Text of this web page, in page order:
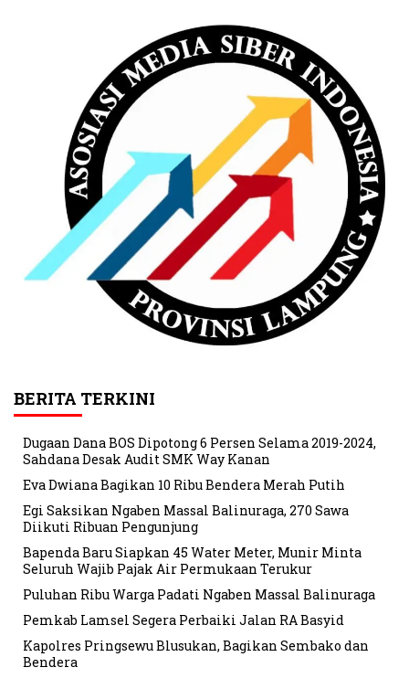
BERITA TERKINI
Dugaan Dana BOS Dipotong 6 Persen Selama 2019-2024,
Sahdana Desak Audit SMK Way Kanan
Eva Dwiana Bagikan 10 Ribu Bendera Merah Putih
Egi Saksikan Ngaben Massal Balinuraga, 270 Sawa
Diikuti Ribuan Pengunjung
Bapenda Baru Siapkan 45 Water Meter, Munir Minta
Seluruh Wajib Pajak Air Permukaan Terukur
Puluhan Ribu Warga Padati Ngaben Massal Balinuraga
Pemkab Lamsel Segera Perbaiki Jalan RA Basyid
Kapolres Pringsewu Blusukan, Bagikan Sembako dan
Bendera